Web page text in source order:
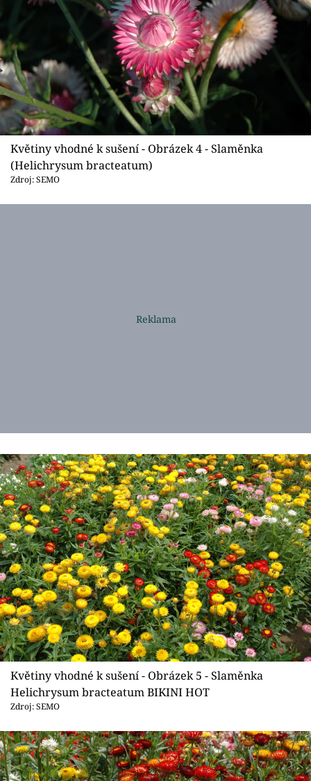
Květiny vhodné k sušení - Obrázek 4 - Slaměnka
(Helichrysum bracteatum)
Zdroj: SEMO
Květiny vhodné k sušení - Obrázek 5 - Slaměnka
Helichrysum bracteatum BIKINI HOT
Zdroj: SEMO